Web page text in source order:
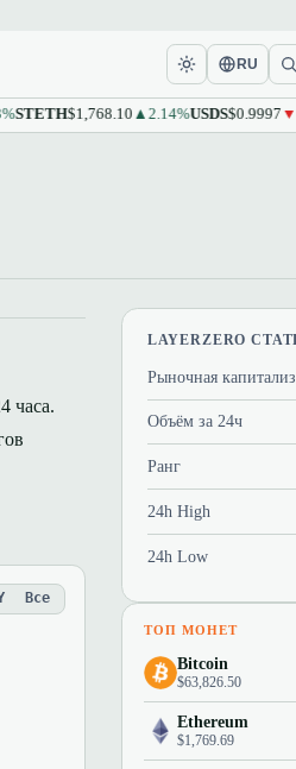
RU
$1,768.10▲2.14%USDS$0.9997▼0.02%
часа.
Все
LAYERZERO
Рыночная
Объём за 24ч
Ранг
24h High
24h Low
ТОП МОНЕТ
Bitcoin
$63,826.50
Ethereum
$1,769.69